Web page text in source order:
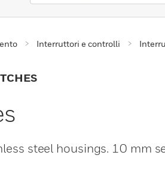
Interruttori e controlli
steel housings. 10 mm